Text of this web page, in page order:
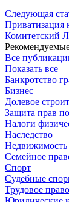
Следующая
Приватизация
Комитетский
Все
Показать все
Банкротство
Бизнес
Долевое
Защита прав
Налоги
Наследство
Недвижимость
Семейное
Спорт
Судебные
Трудовое право